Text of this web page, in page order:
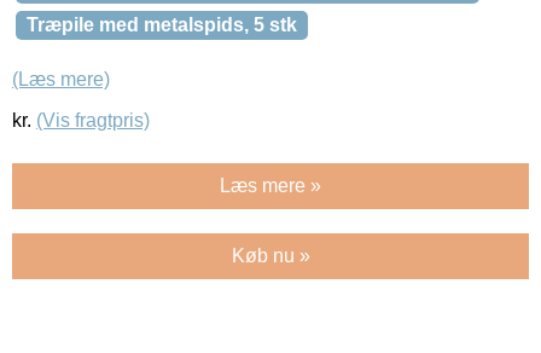
Træpile med metalspids, 5 stk
(Læs mere)
kr. (Vis fragtpris)
Læs mere »
Køb nu »